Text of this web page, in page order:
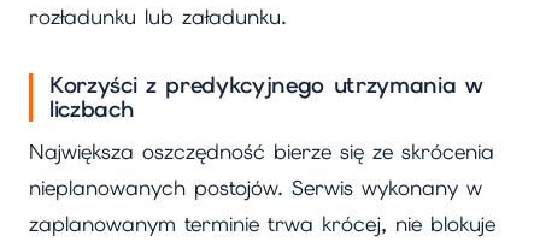
rozładunku lub załadunku.
Korzyści z predykcyjnego utrzymania w
liczbach
Największa oszczędność bierze się ze skrócenia
nieplanowanych postojów. Serwis wykonany w
zaplanowanym terminie trwa krócej, nie blokuje